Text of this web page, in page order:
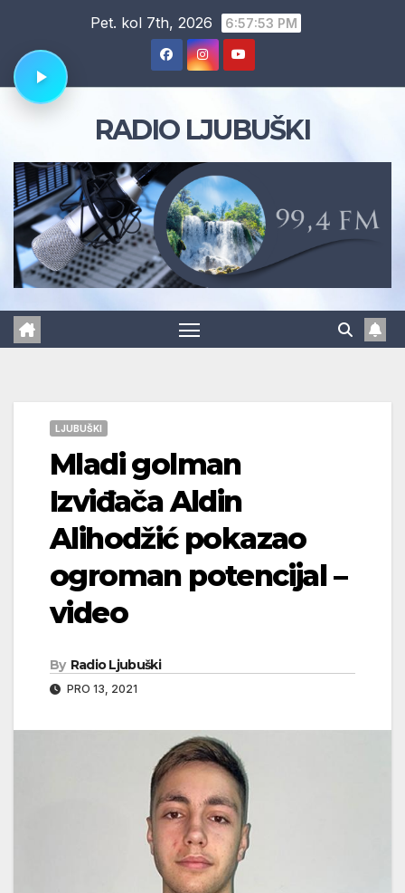
content
Pet. kol 7th, 2026 6:57:54 PM
RADIO LJUBUŠKI
LJUBUŠKI
Mladi golman
Izviđača Aldin
Alihodžić pokazao
ogroman potencijal –
video
By Radio Ljubuški
PRO 13, 2021